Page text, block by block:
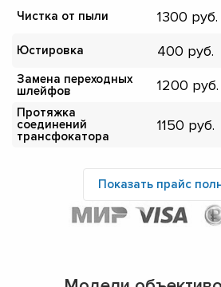
Чистка от пыли 1300
Юстировка 400
Замена переходных
шлейфов
1200
Протяжка
соединений
трансфокатора
1150
Показать прайс